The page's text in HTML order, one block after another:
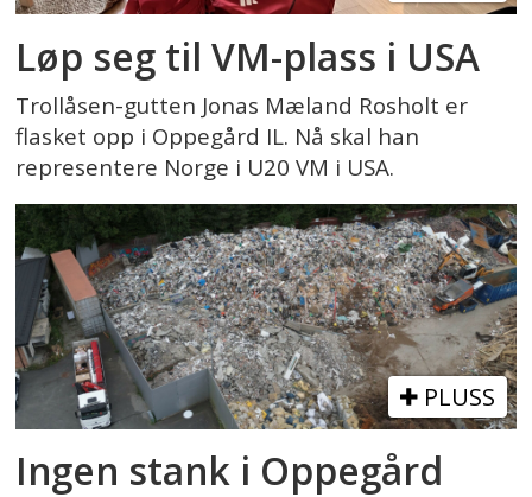
Løp seg til VM-plass i USA
Trollåsen-gutten Jonas Mæland Rosholt er
flasket opp i Oppegård IL. Nå skal han
representere Norge i U20 VM i USA.
PLUSS
Ingen stank i Oppegård